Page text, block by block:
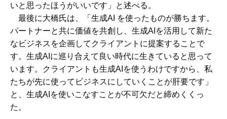
いと思ったほうがいいです」と述べる。
最後に大橋氏は、「生成AI を使ったものが勝ちます。
パートナーと共に価値を共創し、生成AIを活用して新た
なビジネスを企画してクライアントに提案することで
す。生成AIに巡り合えて良い時代に生きていると思って
います。クライアントも生成AIを使うわけですから、私
たちが先に使ってビジネスにしていくことが肝要です」
と、生成AIを使いこなすことが不可欠だと締めくくっ
た。